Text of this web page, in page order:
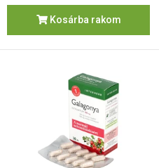
Kosárba rakom